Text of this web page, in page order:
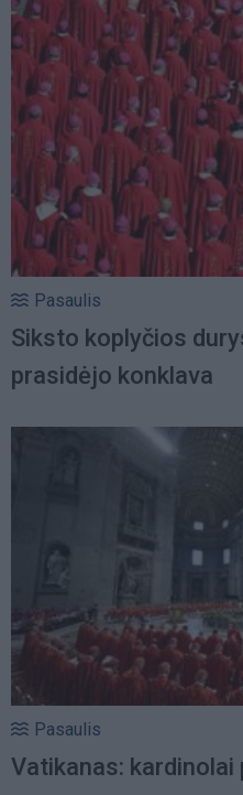
Pasaulis
Siksto koplyčios
prasidėjo konklava
Pasaulis
Vatikanas: kardinolai